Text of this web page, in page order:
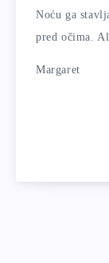
Noću ga
pred očima.
Margaret